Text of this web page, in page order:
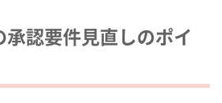
承認要件見直しのポイ